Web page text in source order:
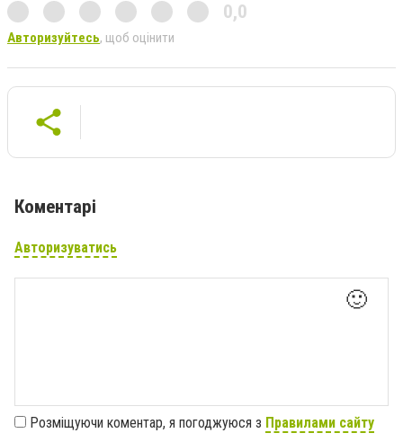
0,0
Авторизуйтесь, щоб оцінити
Коментарі
Авторизуватись
🙂
Розміщуючи коментар, я погоджуюся з Правилами сайту